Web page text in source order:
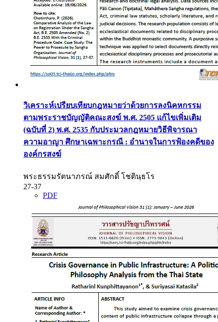
วิเคราะห์เปรียบเทียบกฎหมายว่าด้วยการลงนิคหกรรม
ตามพระราชบัญญัติคณะสงฆ์ พ.ศ. 2505 แก้ไขเพิ่มเติม
(ฉบับที่ 2) พ.ศ. 2535 กับประมวลกฎหมายวิธีพิจารณา
ความอาญา ศึกษาเฉพาะกรณี : อำนาจในการฟ้องคดีของ
องค์กรสงฆ์
พระธรรมรัตนาภรณ์ สมศักดิ์ โชตินฺธโร
27-37
PDF